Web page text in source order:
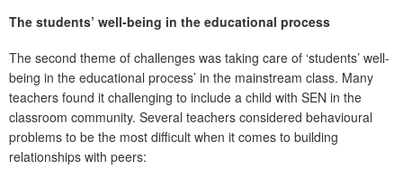
The students’ well-being in the educational process
The second theme of challenges was taking care of ‘students’ well-
being in the educational process’ in the mainstream class. Many
teachers found it challenging to include a child with SEN in the
classroom community. Several teachers considered behavioural
problems to be the most difficult when it comes to building
relationships with peers: